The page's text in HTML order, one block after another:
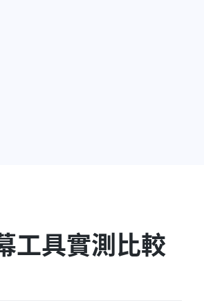
工具實測比較